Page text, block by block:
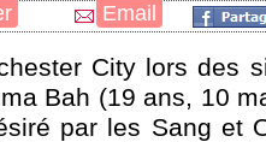
Email
City lors des
Bah (19 ans, 10
par les Sang et